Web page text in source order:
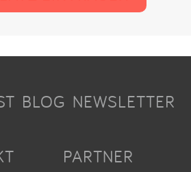
BLOG NEWSLETTER
PARTNER